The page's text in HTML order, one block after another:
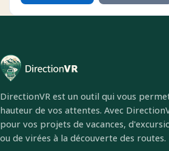
DirectionVR est un outil qui vous
hauteur de vos attentes. Avec
pour vos projets de vacances,
ou de virées à la découverte des routes.